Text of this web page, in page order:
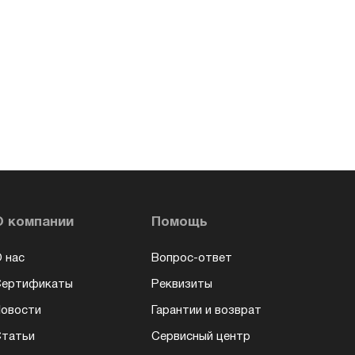
компании
нас
Помощь
Вопрос-ответ
Реквизиты
Гарантии и возврат
Сервисный центр